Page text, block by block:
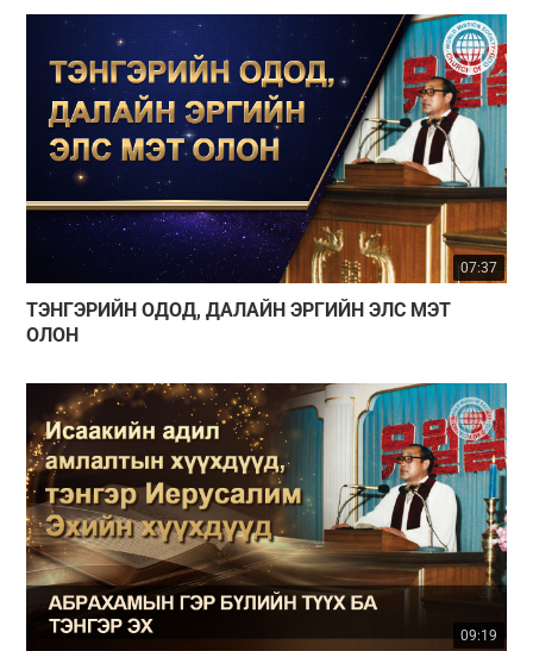
07:37
ТЭНГЭРИЙН ОДОД, ДАЛАЙН ЭРГИЙН ЭЛС МЭТ
ОЛОН
09:19